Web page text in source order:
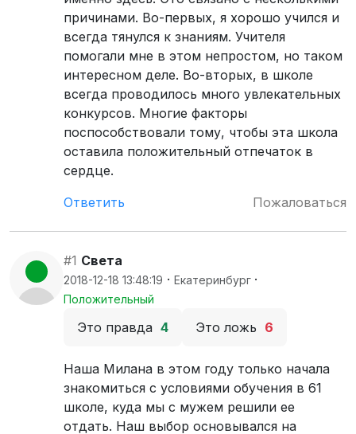
причинами. Во-первых, я хорошо учился и
всегда тянулся к знаниям. Учителя
помогали мне в этом непростом, но таком
интересном деле. Во-вторых, в школе
всегда проводилось много увлекательных
конкурсов. Многие факторы
поспособствовали тому, чтобы эта школа
оставила положительный отпечаток в
сердце.
Ответить
Пожаловаться
#1 Света
2018-12-18 13:48:19 · Екатеринбург ·
Положительный
Это правда 4 Это ложь 6
Наша Милана в этом году только начала
знакомиться с условиями обучения в 61
школе, куда мы с мужем решили ее
отдать. Наш выбор основывался на